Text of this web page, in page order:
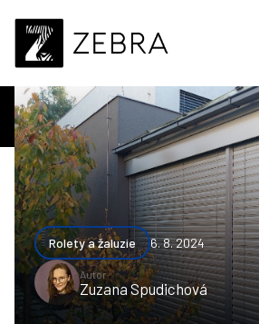
Úvod
Jak vybrat žaluzie a kterými aspekty
Rolety a žaluzie 6. 8. 2024
Autor
Zuzana Spudichová